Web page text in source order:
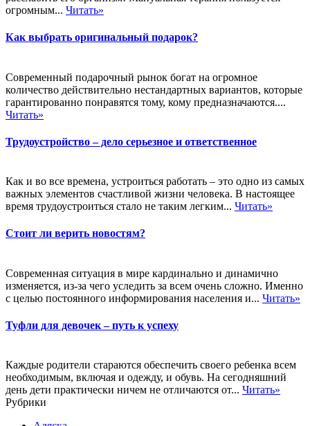
огромным... Читать»
Как выбрать оригинальный подарок?
Современный подарочный рынок богат на огромное
количество действительно нестандартных вариантов, которые
гарантированно понравятся тому, кому предназначаются....
Читать»
Трудоустройство – дело серьезное и ответственное
Как и во все времена, устроиться работать – это одно из самых
важных элементов счастливой жизни человека. В настоящее
время трудоустроиться стало не таким легким... Читать»
Стоит ли верить новостям?
Современная ситуация в мире кардинально и динамично
изменяется, из-за чего уследить за всем очень сложно. Именно
с целью постоянного информирования населения и... Читать»
Туфли для девочек – путь к успеху
Каждые родители стараются обеспечить своего ребенка всем
необходимым, включая и одежду, и обувь. На сегодняшний
день дети практически ничем не отличаются от... Читать»
Рубрики